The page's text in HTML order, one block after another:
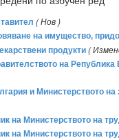
( Нов )
на имущество,
продукти(
на
и Министерството
на Министерството на
на Министерството на